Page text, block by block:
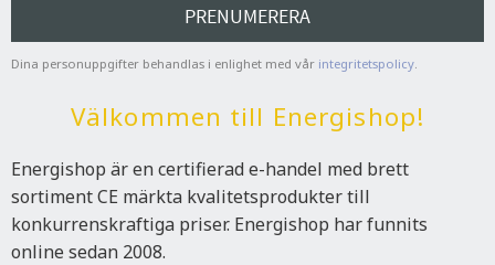
PRENUMERERA
Dina personuppgifter behandlas i enlighet med vår integritetspolicy
Välkommen till Energishop!
Energishop är en certifierad e-handel med brett
sortiment CE märkta kvalitetsprodukter till
konkurrenskraftiga priser. Energishop har funnits
online sedan 2008.